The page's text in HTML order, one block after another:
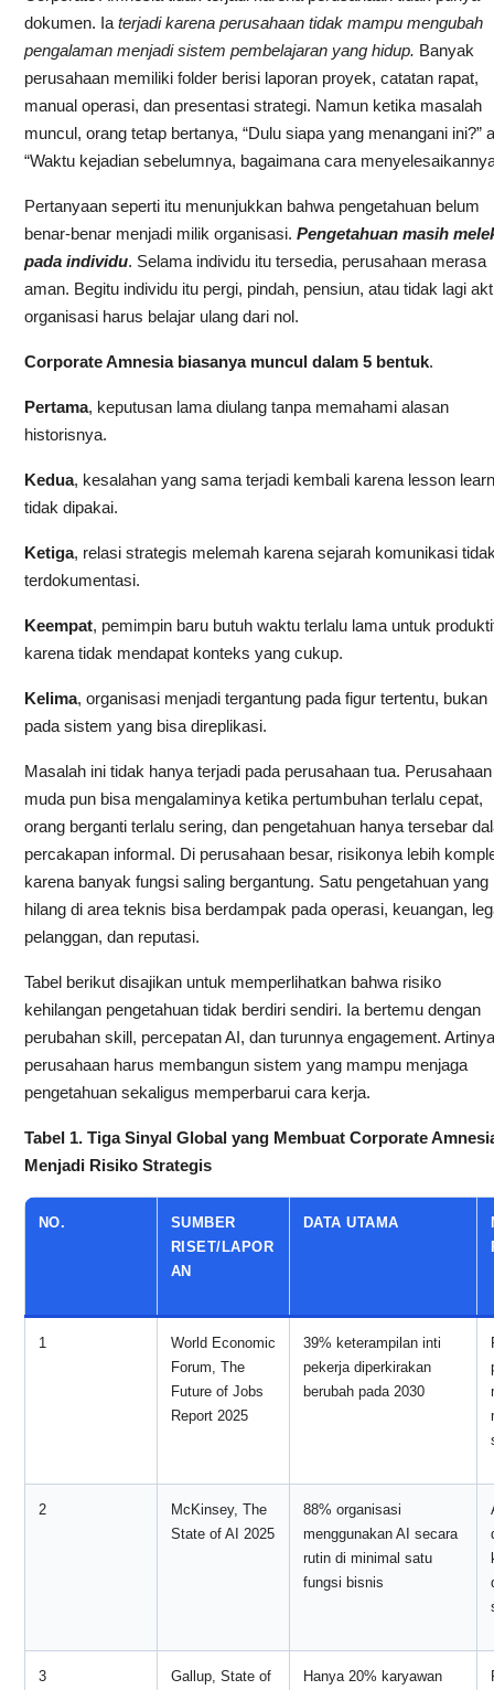
dokumen. Ia terjadi karena perusahaan tidak mampu mengubah
pengalaman menjadi sistem pembelajaran yang hidup. Banyak
perusahaan memiliki folder berisi laporan proyek, catatan rapat,
manual operasi, dan presentasi strategi. Namun ketika masalah
muncul, orang tetap bertanya, “Dulu siapa yang menangani ini?”
“Waktu kejadian sebelumnya, bagaimana cara
Pertanyaan seperti itu menunjukkan bahwa pengetahuan belum
benar-benar menjadi milik organisasi. Pengetahuan masih
pada individu. Selama individu itu tersedia, perusahaan merasa
aman. Begitu individu itu pergi, pindah, pensiun, atau tidak lagi
organisasi harus belajar ulang dari nol.
Corporate Amnesia biasanya muncul dalam 5 bentuk.
Pertama, keputusan lama diulang tanpa memahami alasan
historisnya.
Kedua, kesalahan yang sama terjadi kembali karena lesson
tidak dipakai.
Ketiga, relasi strategis melemah karena sejarah komunikasi
terdokumentasi.
Keempat, pemimpin baru butuh waktu terlalu lama untuk
karena tidak mendapat konteks yang cukup.
Kelima, organisasi menjadi tergantung pada figur tertentu, bukan
pada sistem yang bisa direplikasi.
Masalah ini tidak hanya terjadi pada perusahaan tua. Perusahaan
muda pun bisa mengalaminya ketika pertumbuhan terlalu cepat,
orang berganti terlalu sering, dan pengetahuan hanya tersebar
percakapan informal. Di perusahaan besar, risikonya lebih
karena banyak fungsi saling bergantung. Satu pengetahuan yang
hilang di area teknis bisa berdampak pada operasi, keuangan,
pelanggan, dan reputasi.
Tabel berikut disajikan untuk memperlihatkan bahwa risiko
kehilangan pengetahuan tidak berdiri sendiri. Ia bertemu dengan
perubahan skill, percepatan AI, dan turunnya engagement.
perusahaan harus membangun sistem yang mampu menjaga
pengetahuan sekaligus memperbarui cara kerja.
Tabel 1. Tiga Sinyal Global yang Membuat Corporate
Menjadi Risiko Strategis
NO.
SUMBER
RISET/LAPOR
AN
DATA UTAMA
1
World Economic
Forum, The
Future of Jobs
Report 2025
39% keterampilan inti
pekerja diperkirakan
berubah pada 2030
2
McKinsey, The
State of AI 2025
88% organisasi
menggunakan AI secara
rutin di minimal satu
fungsi bisnis
3
Gallup, State of
Hanya 20% karyawan